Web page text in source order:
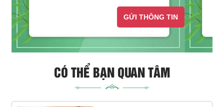
GỬI THÔNG TIN
CÓ THỂ BẠN QUAN TÂM